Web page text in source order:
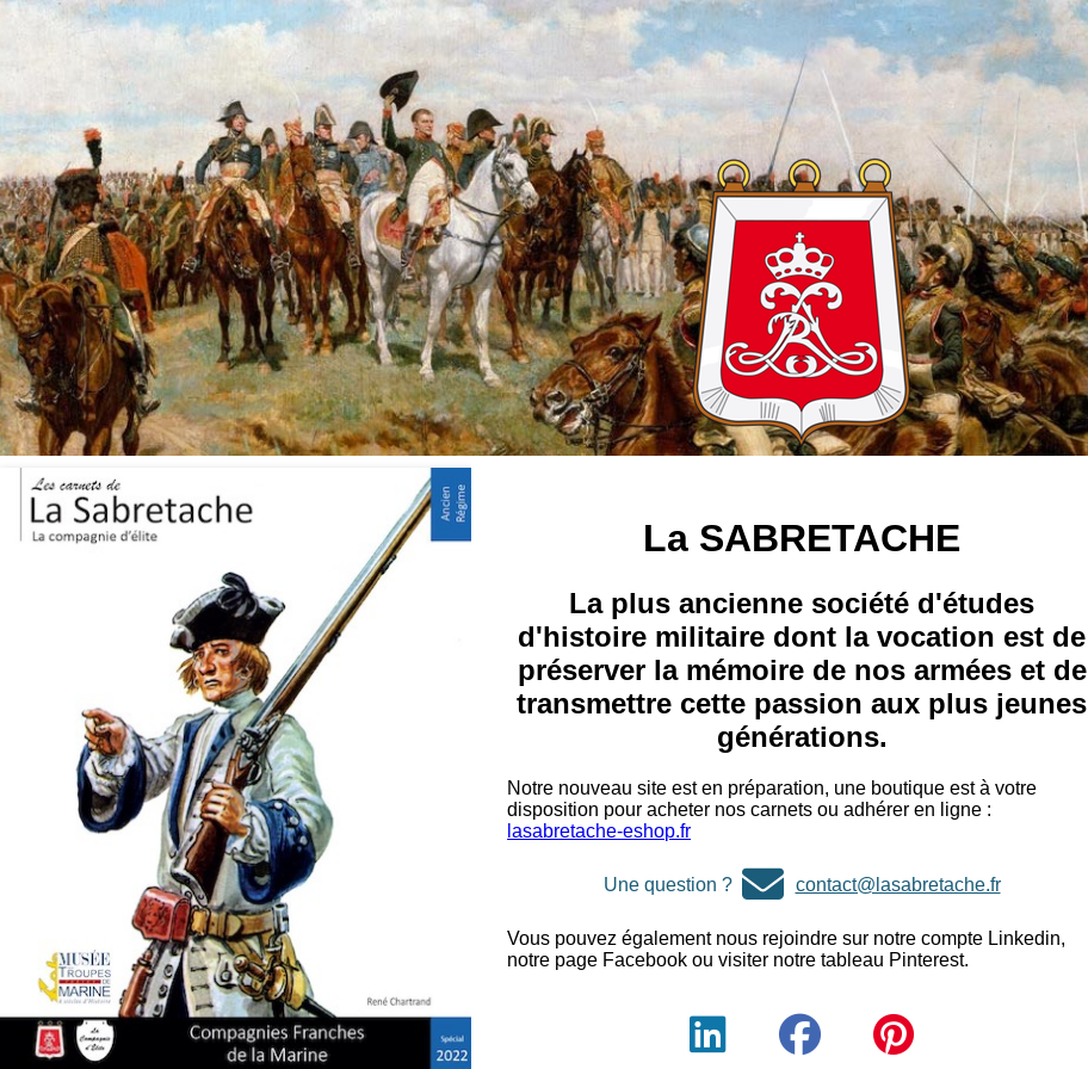
La SABRETACHE
La plus ancienne société d'études
d'histoire militaire dont la vocation est de
préserver la mémoire de nos armées et de
transmettre cette passion aux plus jeunes
générations.
Notre nouveau site est en préparation, une boutique est à votre
disposition pour acheter nos carnets ou adhérer en ligne :
lasabretache-eshop.fr
Une question ? contact@lasabretache.fr
Vous pouvez également nous rejoindre sur notre compte Linkedin,
notre page Facebook ou visiter notre tableau Pinterest.